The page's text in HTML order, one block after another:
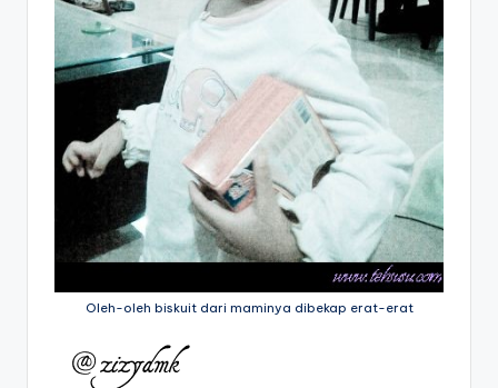
Oleh-oleh biskuit dari maminya dibekap erat-erat